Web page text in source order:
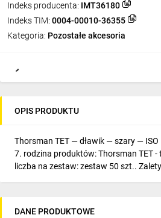
Indeks producenta: IMT36180
Indeks TIM: 0004-00010-36355
Kategoria: Pozostałe akcesoria
OPIS PRODUKTU
Thorsman TET — dławik — szary —
7. rodzina produktów: Thorsman TET
liczba na zestaw: zestaw 50 szt..
DANE PRODUKTOWE